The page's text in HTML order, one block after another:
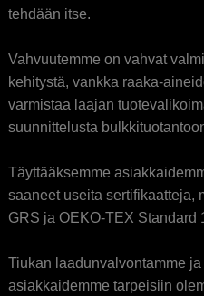
tehdään itse.
Vahvuutemme on vahvat
kehitystä, vankka raaka-
varmistaa laajan
suunnittelusta
Täyttääksemme
saaneet useita sertifikaatteja,
GRS ja OEKO-TEX Standard
Tiukan laadunvalvontamme
asiakkaidemme tarpeisiin